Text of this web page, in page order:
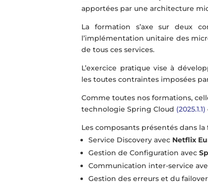
apportées par une architecture
La formation s’axe sur deux
l’implémentation unitaire des
de tous ces services.
L’exercice pratique vise à
les toutes contraintes imposées
Comme toutes nos formations,
technologie Spring Cloud (2025.1.1)
Les composants présentés dans
Service Discovery avec Netflix
Gestion de Configuration avec
Communication inter-service
Gestion des erreurs et du